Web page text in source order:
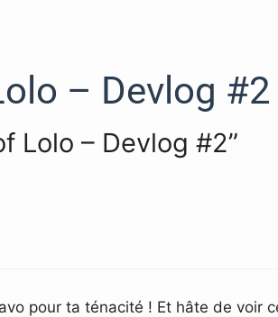
– Devlog #2
Lolo – Devlog #2”
pour ta ténacité ! Et hâte de voir